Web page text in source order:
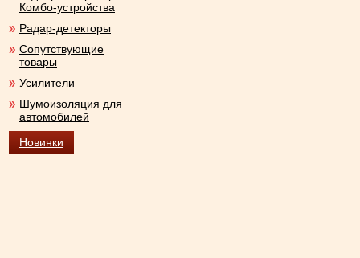
Комбо-устройства
Радар-детекторы
Сопутствующие
товары
Усилители
Шумоизоляция для
автомобилей
Новинки